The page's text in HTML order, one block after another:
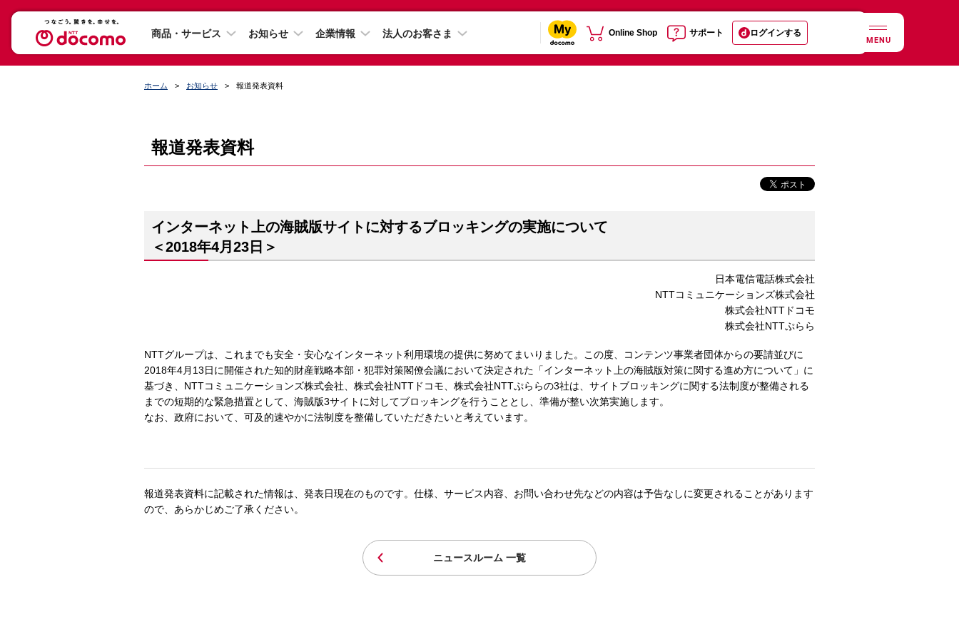
商品・サービス お知らせ 企業情報 法人のお客さま Online Shop サポート ログインする
MENU
ホーム お知らせ 報道発表資料
報道発表資料
インターネット上の海賊版サイトに対するブロッキングの実施について
＜2018年4月23日＞
日本電信電話株式会社
NTTコミュニケーションズ株式会社
株式会社NTTドコモ
株式会社NTTぷらら
NTTグループは、これまでも安全・安心なインターネット利用環境の提供に努めてまいりました。この度、コンテンツ事業者団体からの要請並びに
2018年4月13日に開催された知的財産戦略本部・犯罪対策閣僚会議において決定された「インターネット上の海賊版対策に関する進め方について」に
基づき、NTTコミュニケーションズ株式会社、株式会社NTTドコモ、株式会社NTTぷららの3社は、サイトブロッキングに関する法制度が整備される
までの短期的な緊急措置として、海賊版3サイトに対してブロッキングを行うこととし、準備が整い次第実施します。
なお、政府において、可及的速やかに法制度を整備していただきたいと考えています。
報道発表資料に記載された情報は、発表日現在のものです。仕様、サービス内容、お問い合わせ先などの内容は予告なしに変更されることがあります
ので、あらかじめご了承ください。
ニュースルーム 一覧